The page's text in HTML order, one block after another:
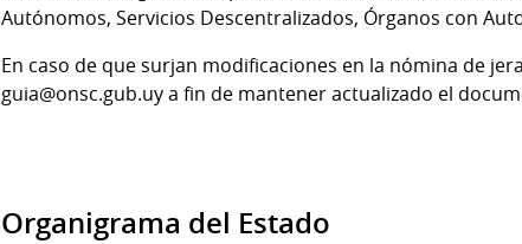
Autónomos, Servicios Descentralizados, Órganos con
En caso de que surjan modificaciones en la nómina de
guia@onsc.gub.uya fin de mantener actualizado el
Organigrama del Estado